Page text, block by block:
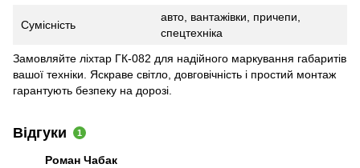
Сумісність
авто, вантажівки, причепи,
спецтехніка
Замовляйте ліхтар ГК-082 для надійного маркування габаритів
вашої техніки. Яскраве світло, довговічність і простий монтаж
гарантують безпеку на дорозі.
Відгуки 1
Роман Чабак